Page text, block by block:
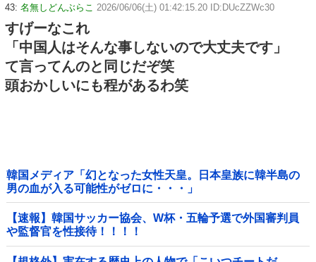
43: 名無しどんぶらこ 2026/06/06(土) 01:42:15.20 ID:DUcZZWc30
すげーなこれ
「中国人はそんな事しないので大丈夫です」
て言ってんのと同じだぞ笑
頭おかしいにも程があるわ笑
韓国メディア「幻となった女性天皇。日本皇族に韓半島の
男の血が入る可能性がゼロに・・・」
【速報】韓国サッカー協会、W杯・五輪予選で外国審判員
や監督官を性接待！！！！